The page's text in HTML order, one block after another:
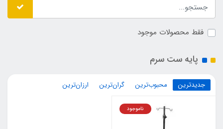
فقط محصولات موجود
پایه ست سرم
جدیدترین محبوب‌ترین گران‌ترین ارزان‌ترین
ناموجود